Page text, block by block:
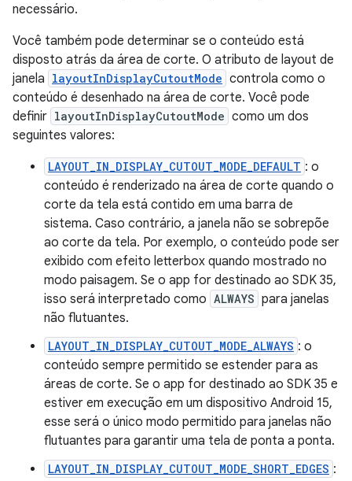
necessário.
Você também pode determinar se o conteúdo está
disposto atrás da área de corte. O atributo de layout de
janela layoutInDisplayCutoutMode controla como o
conteúdo é desenhado na área de corte. Você pode
definir layoutInDisplayCutoutMode como um dos
seguintes valores:
LAYOUT_IN_DISPLAY_CUTOUT_MODE_DEFAULT : o
conteúdo é renderizado na área de corte quando o
corte da tela está contido em uma barra de
sistema. Caso contrário, a janela não se sobrepõe
ao corte da tela. Por exemplo, o conteúdo pode ser
exibido com efeito letterbox quando mostrado no
modo paisagem. Se o app for destinado ao SDK 35,
isso será interpretado como ALWAYS para janelas
não flutuantes.
LAYOUT_IN_DISPLAY_CUTOUT_MODE_ALWAYS : o
conteúdo sempre permitido se estender para as
áreas de corte. Se o app for destinado ao SDK 35 e
estiver em execução em um dispositivo Android 15,
esse será o único modo permitido para janelas não
flutuantes para garantir uma tela de ponta a ponta.
LAYOUT_IN_DISPLAY_CUTOUT_MODE_SHORT_EDGES :